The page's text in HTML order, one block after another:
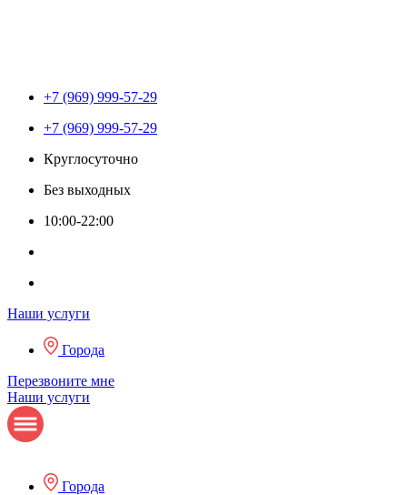
+7 (969) 999-57-29
+7 (969) 999-57-29
Круглосуточно
Без выходных
10:00-22:00
Наши услуги
Города
Перезвоните мне
Наши услуги
Города